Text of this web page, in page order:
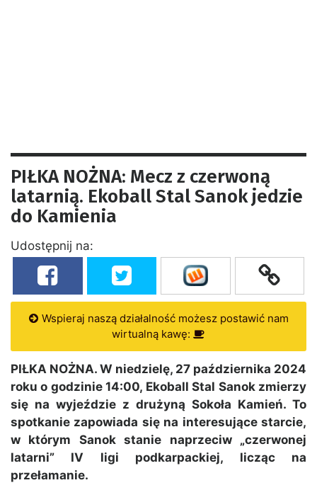
PIŁKA NOŻNA: Mecz z czerwoną
latarnią. Ekoball Stal Sanok jedzie
do Kamienia
Udostępnij na:
Wspieraj naszą działalność możesz postawić nam
wirtualną kawę:
PIŁKA NOŻNA. W niedzielę, 27 października 2024
roku o godzinie 14:00, Ekoball Stal Sanok zmierzy
się na wyjeździe z drużyną Sokoła Kamień. To
spotkanie zapowiada się na interesujące starcie,
w którym Sanok stanie naprzeciw „czerwonej
latarni” IV ligi podkarpackiej, licząc na
przełamanie.